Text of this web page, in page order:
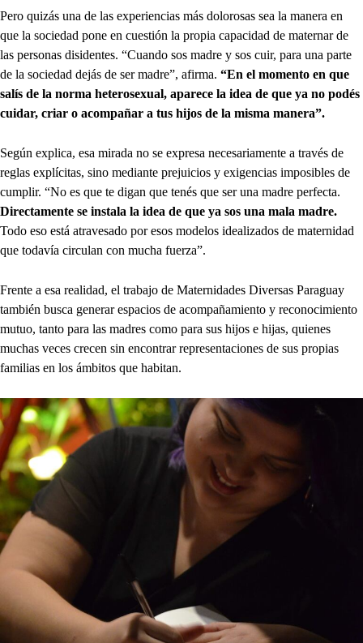
Pero quizás una de las experiencias más dolorosas sea la manera en
que la sociedad pone en cuestión la propia capacidad de maternar de
las personas disidentes. “Cuando sos madre y sos cuir, para una parte
de la sociedad dejás de ser madre”, afirma. “En el momento en que
salís de la norma heterosexual, aparece la idea de que ya no podés
cuidar, criar o acompañar a tus hijos de la misma manera”.
Según explica, esa mirada no se expresa necesariamente a través de
reglas explícitas, sino mediante prejuicios y exigencias imposibles de
cumplir. “No es que te digan que tenés que ser una madre perfecta.
Directamente se instala la idea de que ya sos una mala madre.
Todo eso está atravesado por esos modelos idealizados de maternidad
que todavía circulan con mucha fuerza”.
Frente a esa realidad, el trabajo de Maternidades Diversas Paraguay
también busca generar espacios de acompañamiento y reconocimiento
mutuo, tanto para las madres como para sus hijos e hijas, quienes
muchas veces crecen sin encontrar representaciones de sus propias
familias en los ámbitos que habitan.